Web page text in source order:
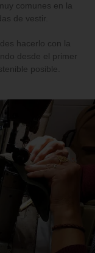
comunes en la
de vestir.
hacerlo con la
desde el primer
posible.